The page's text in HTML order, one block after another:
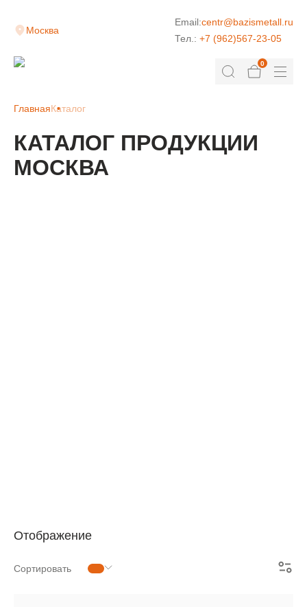
Москва
Email:centr@bazismetall.ru
Тел.: +7 (962)567-23-05
0
ГлавнаяКаталог
КАТАЛОГ ПРОДУКЦИИ
МОСКВА
Отображение
Сортировать